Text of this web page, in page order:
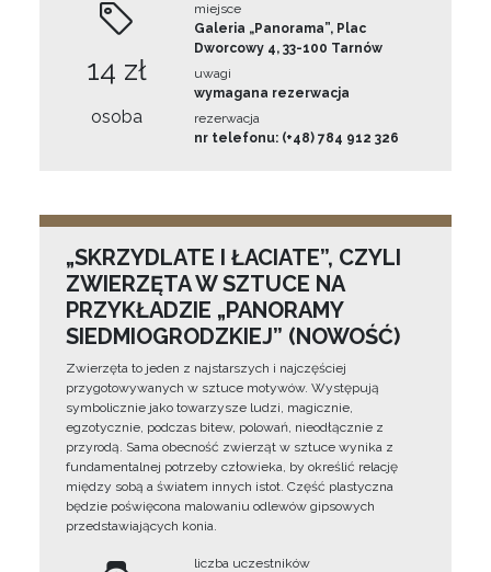
14 zł
osoba
miejsce
Galeria „Panorama”, Plac
Dworcowy 4, 33-100 Tarnów
uwagi
wymagana rezerwacja
rezerwacja
nr telefonu: (+48) 784 912 326
„SKRZYDLATE I ŁACIATE”, CZYLI
ZWIERZĘTA W SZTUCE NA
PRZYKŁADZIE „PANORAMY
SIEDMIOGRODZKIEJ” (NOWOŚĆ)
Zwierzęta to jeden z najstarszych i najczęściej
przygotowywanych w sztuce motywów. Występują
symbolicznie jako towarzysze ludzi, magicznie,
egzotycznie, podczas bitew, polowań, nieodłącznie z
przyrodą. Sama obecność zwierząt w sztuce wynika z
fundamentalnej potrzeby człowieka, by określić relację
między sobą a światem innych istot. Część plastyczna
będzie poświęcona malowaniu odlewów gipsowych
przedstawiających konia.
liczba uczestników